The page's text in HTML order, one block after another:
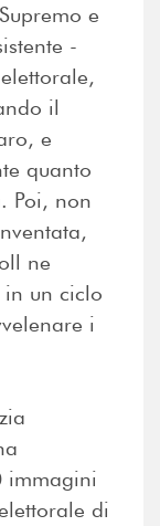
e
-
il
e
quanto
Poi, non
ne
un ciclo
i
immagini
di